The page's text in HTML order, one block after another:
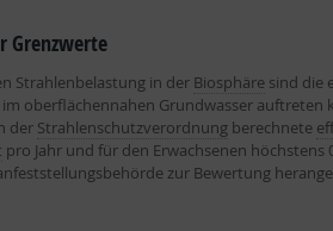
Grenzwerte
Strahlenbelastung in der Biosphäresind die
oberflächennahen Grundwasser auftreten
der Strahlenschutzverordnungberechnete
pro Jahr und für den Erwachsenen höchstens
zur Bewertung